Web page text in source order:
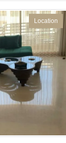
Location